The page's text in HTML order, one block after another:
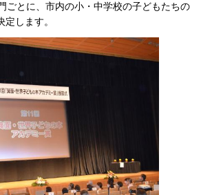
ごとに、市内の小・中学校の子どもたちの
します。